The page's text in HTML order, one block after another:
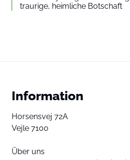
traurige, heimliche Botschaft
Information
Horsensvej 72A
Vejle 7100
Über uns